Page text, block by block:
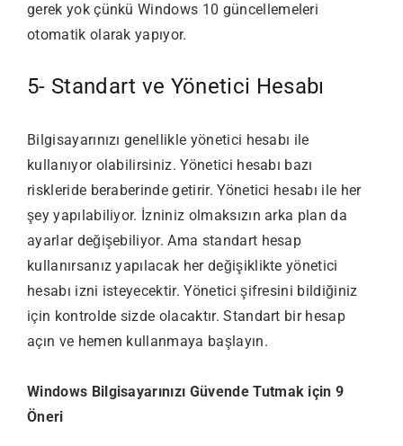
gerek yok çünkü Windows 10 güncellemeleri
otomatik olarak yapıyor.
5- Standart ve Yönetici Hesabı
Bilgisayarınızı genellikle yönetici hesabı ile
kullanıyor olabilirsiniz. Yönetici hesabı bazı
riskleride beraberinde getirir. Yönetici hesabı ile her
şey yapılabiliyor. İzniniz olmaksızın arka plan da
ayarlar değişebiliyor. Ama standart hesap
kullanırsanız yapılacak her değişiklikte yönetici
hesabı izni isteyecektir. Yönetici şifresini bildiğiniz
için kontrolde sizde olacaktır. Standart bir hesap
açın ve hemen kullanmaya başlayın.
Windows Bilgisayarınızı Güvende Tutmak için 9
Öneri